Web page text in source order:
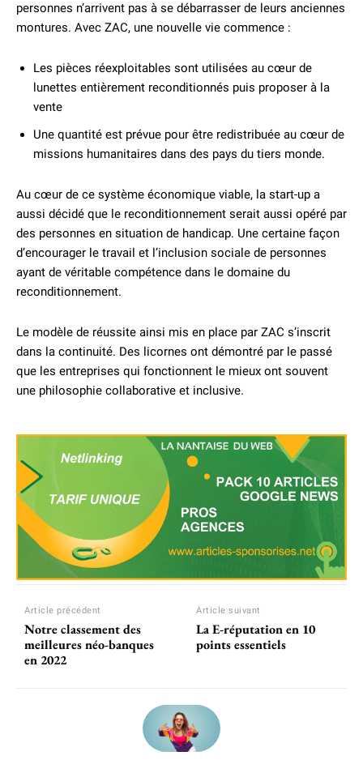
personnes n’arrivent pas à se débarrasser de leurs anciennes
montures. Avec ZAC, une nouvelle vie commence :
Les pièces réexploitables sont utilisées au cœur de
lunettes entièrement reconditionnés puis proposer à la
vente
Une quantité est prévue pour être redistribuée au cœur de
missions humanitaires dans des pays du tiers monde.
Au cœur de ce système économique viable, la start-up a
aussi décidé que le reconditionnement serait aussi opéré par
des personnes en situation de handicap. Une certaine façon
d’encourager le travail et l’inclusion sociale de personnes
ayant de véritable compétence dans le domaine du
reconditionnement.
Le modèle de réussite ainsi mis en place par ZAC s’inscrit
dans la continuité. Des licornes ont démontré par le passé
que les entreprises qui fonctionnent le mieux ont souvent
une philosophie collaborative et inclusive.
Article précédent
Notre classement des
meilleures néo-banques
en 2022
Article suivant
La E-réputation en 10
points essentiels